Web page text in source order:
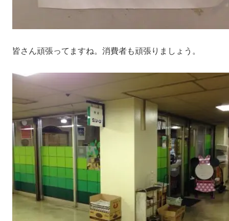
皆さん頑張ってますね。消費者も頑張りましょう。